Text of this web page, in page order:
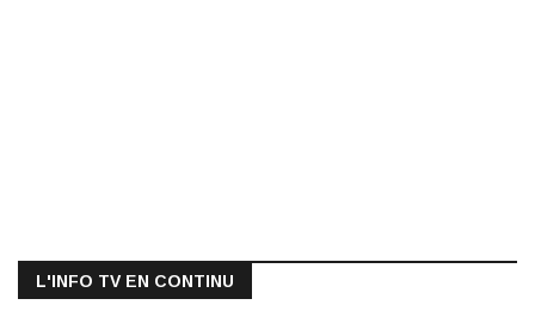
L'INFO TV EN CONTINU